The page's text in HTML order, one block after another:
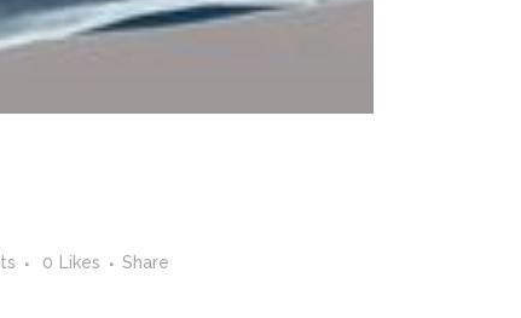
0 Likes Share